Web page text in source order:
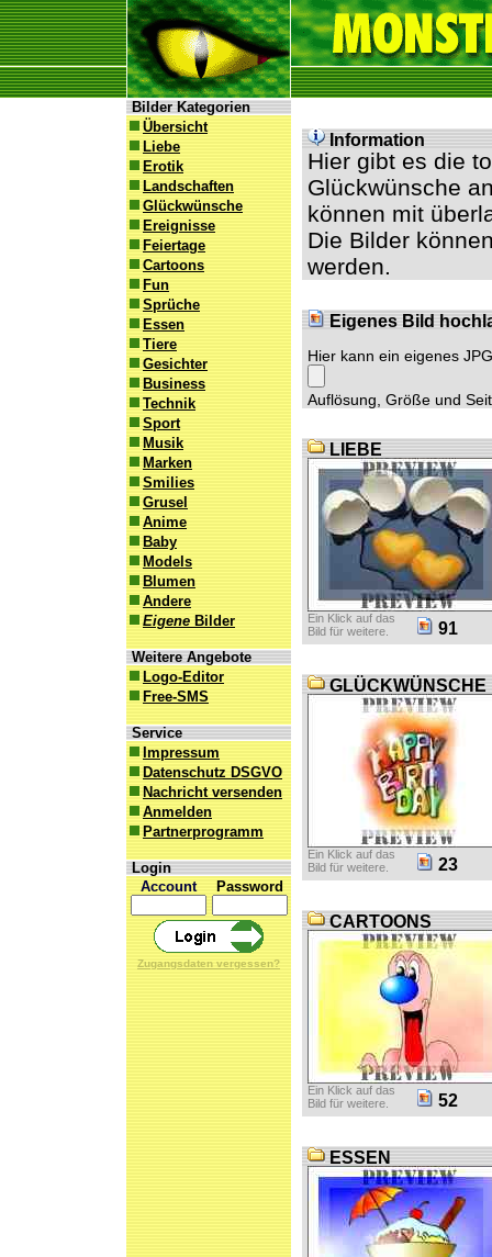
Bilder Kategorien
Übersicht
Liebe
Erotik
Landschaften
Glückwünsche
Ereignisse
Feiertage
Cartoons
Fun
Sprüche
Essen
Tiere
Gesichter
Business
Technik
Sport
Musik
Marken
Smilies
Grusel
Anime
Baby
Models
Blumen
Andere
Eigene Bilder
Weitere Angebote
Logo-Editor
Free-SMS
Service
Impressum
Datenschutz DSGVO
Nachricht versenden
Anmelden
Partnerprogramm
Login
Account
Password
Zugangsdaten vergessen?
Information
Hier gibt es die
Glückwünsche
können mit
Die Bilder
werden.
Eigenes Bild
Hier kann ein eigenes
Auflösung, Größe und
LIEBE
Ein Klick auf das
Bild für weitere.
91
GLÜCKWÜNSCHE
Ein Klick auf das
Bild für weitere.
23
CARTOONS
Ein Klick auf das
Bild für weitere.
52
ESSEN